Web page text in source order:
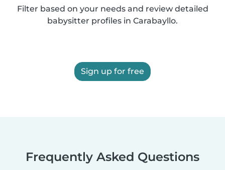
Filter based on your needs and review detailed
babysitter profiles in Carabayllo.
Sign up for free
Frequently Asked Questions